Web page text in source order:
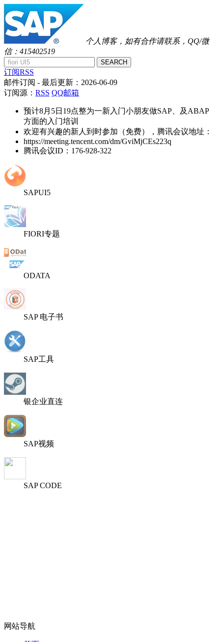
个人博客，如有合作请联系，QQ/微
信：415402519
SEARCH
订阅RSS
邮件订阅 - 最后更新： 2026-06-09
订阅源： RSS QQ邮箱
预计8月5日19点整为一新入门小朋友做SAP、及ABAP
方面的入门培训
欢迎有兴趣的新人到时参加（免费），腾讯会议地址：
https://meeting.tencent.com/dm/GviMjCEs223q
腾讯会议ID：176-928-322
SAPUI5
FIORI专题
ODATA
SAP 电子书
SAP工具
银企业直连
SAP视频
SAP CODE
网站导航